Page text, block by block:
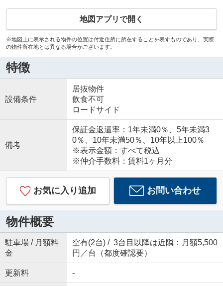
地図アプリで開く
※地図上に表示される物件の位置は付近住所に所在することを表すものであり、実際
の物件所在地とは異なる場合がございます。
特徴
設備条件
居抜物件
飲食不可
ロードサイド
備考
保証金返還率：1年未満0％、5年未満3
0％、10年未満50％、10年以上100％
※表示金額：すべて税込
※仲介手数料：賃料1ヶ月分
お気に入り追加 お問い合わせ
物件概要
駐車場 / 月額料
金
空有(2台) / 3台目以降は近隣：月額5,500
円／台（都度確認要）
更新料 -